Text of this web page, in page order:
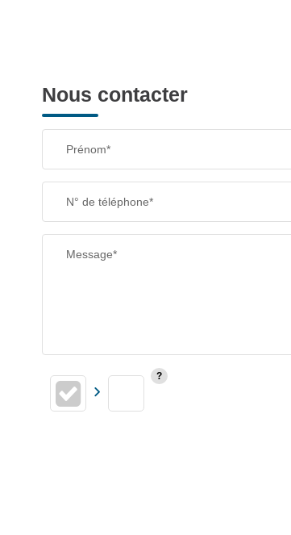
Nous contacter
Prénom*
N° de téléphone*
Message*